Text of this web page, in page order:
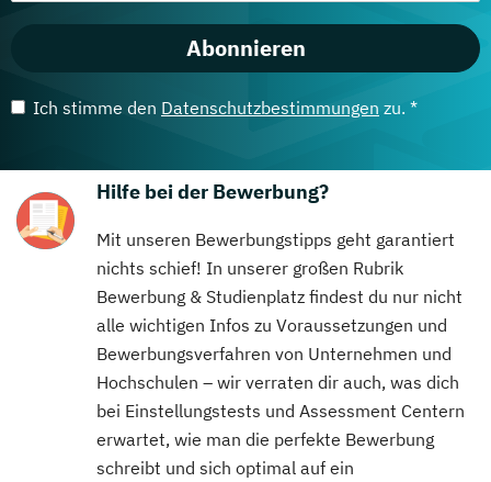
Abonnieren
Ich stimme den Datenschutzbestimmungen zu. *
Hilfe bei der Bewerbung?
Mit unseren Bewerbungstipps geht garantiert
nichts schief! In unserer großen Rubrik
Bewerbung & Studienplatz findest du nur nicht
alle wichtigen Infos zu Voraussetzungen und
Bewerbungsverfahren von Unternehmen und
Hochschulen – wir verraten dir auch, was dich
bei Einstellungstests und Assessment Centern
erwartet, wie man die perfekte Bewerbung
schreibt und sich optimal auf ein